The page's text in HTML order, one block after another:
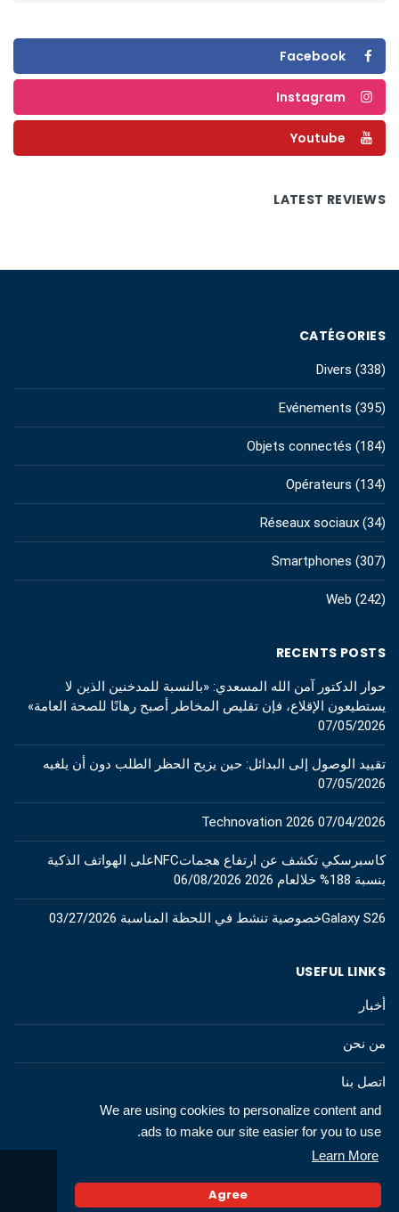
We are using cookies to personalize content and
ads to make our site easier for you to use.
Learn More
Agree
Facebook
Instagram
Youtube
LATEST REVIEWS
CATÉGORIES
Divers (338)
Evénements (395)
Objets connectés (184)
Opérateurs (134)
Réseaux sociaux (34)
Smartphones (307)
Web (242)
RECENTS POSTS
حوار الدكتور آمن الله المسعدي: «بالنسبة للمدخنين الذين لا
يستطيعون الإقلاع، فإن تقليص المخاطر أصبح رهانًا للصحة العامة»
07/05/2026
تقييد الوصول إلى البدائل: حين يزيح الحظر الطلب دون أن يلغيه
07/05/2026
Technovation 2026 07/04/2026
كاسبرسكي تكشف عن ارتفاع هجماتNFCعلى الهواتف الذكية
بنسبة 188% خلالعام 2026
06/08/2026
Galaxy S26خصوصية تنشط في اللحظة المناسبة 03/27/2026
USEFUL LINKS
أخبار
من نحن
اتصل بنا
© 2026 All rights to technews.tn